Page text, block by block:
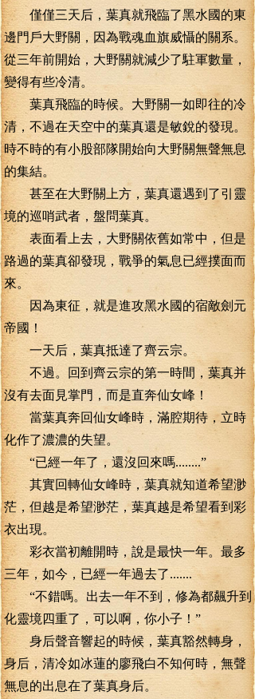
僅僅三天后，葉真就飛臨了黑水國的東
邊門戶大野關，因為戰魂血旗威懾的關系。
從三年前開始，大野關就減少了駐軍數量，
變得有些冷清。
葉真飛臨的時候。大野關一如即往的冷
清，不過在天空中的葉真還是敏銳的發現。
時不時的有小股部隊開始向大野關無聲無息
的集結。
甚至在大野關上方，葉真還遇到了引靈
境的巡哨武者，盤問葉真。
表面看上去，大野關依舊如常中，但是
路過的葉真卻發現，戰爭的氣息已經撲面而
來。
因為東征，就是進攻黑水國的宿敵劍元
帝國！
一天后，葉真抵達了齊云宗。
不過。回到齊云宗的第一時間，葉真并
沒有去面見掌門，而是直奔仙女峰！
當葉真奔回仙女峰時，滿腔期待，立時
化作了濃濃的失望。
“已經一年了，還沒回來嗎........”
其實回轉仙女峰時，葉真就知道希望渺
茫，但越是希望渺茫，葉真越是希望看到彩
衣出現。
彩衣當初離開時，說是最快一年。最多
三年，如今，已經一年過去了.......
“不錯嗎。出去一年不到，修為都飆升到
化靈境四重了，可以啊，你小子！”
身后聲音響起的時候，葉真豁然轉身，
身后，清冷如冰蓮的廖飛白不知何時，無聲
無息的出息在了葉真身后。